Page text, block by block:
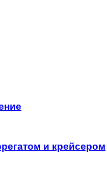
и крейсером